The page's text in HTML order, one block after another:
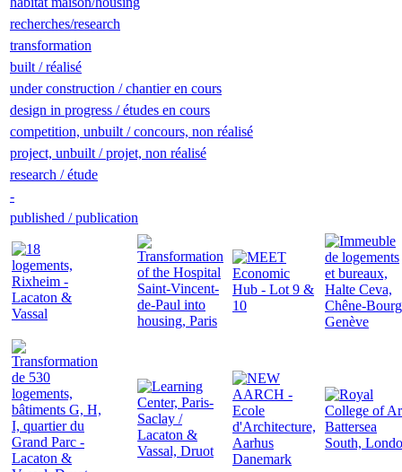
recherches/research
transformation
built / réalisé
under construction / chantier en cours
design in progress / études en cours
competition, unbuilt / concours, non réalisé
project, unbuilt / projet, non réalisé
research / étude
-
published / publication